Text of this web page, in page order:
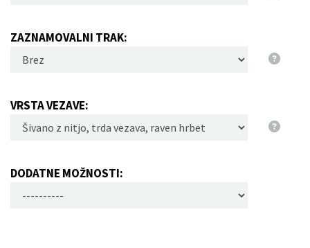
ZAZNAMOVALNI TRAK:
VRSTA VEZAVE:
DODATNE MOŽNOSTI: